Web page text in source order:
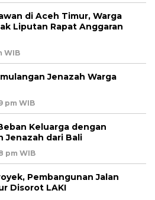
di Aceh Timur, Warga
Liputan Rapat Anggaran
WIB
Jenazah Warga
pm WIB
Keluarga dengan
Jenazah dari Bali
pm WIB
Pembangunan Jalan
Disorot LAKI